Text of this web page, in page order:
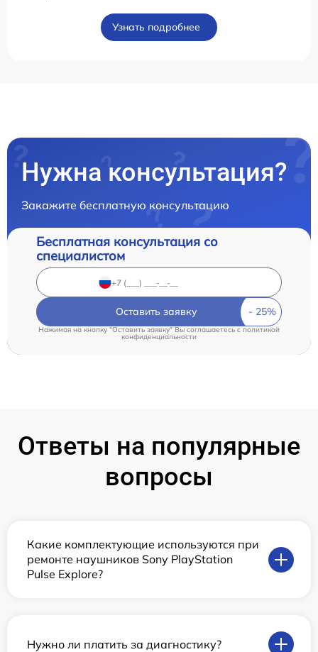
Узнать подробнее
Нужна консультация?
Закажите бесплатную консультацию
Бесплатная консультация со
специалистом
Оставить заявку
Нажимая на кнопку "Оставить заявку" Вы соглашаетесь cполитикой
конфиденциальности
Ответы на популярные
вопросы
Какие комплектующие используются при
ремонте наушников Sony PlayStation
Pulse Explore?
Нужно ли платить за диагностику?